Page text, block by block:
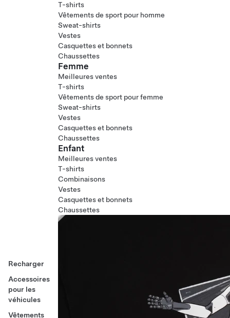
Recharger
Accessoires
pour les
véhicules
Vêtements
T-shirts
Vêtements de sport pour homme
Sweat-shirts
Vestes
Casquettes et bonnets
Chaussettes
Femme
Meilleures ventes
T-shirts
Vêtements de sport pour femme
Sweat-shirts
Vestes
Casquettes et bonnets
Chaussettes
Enfant
Meilleures ventes
T-shirts
Combinaisons
Vestes
Casquettes et bonnets
Chaussettes